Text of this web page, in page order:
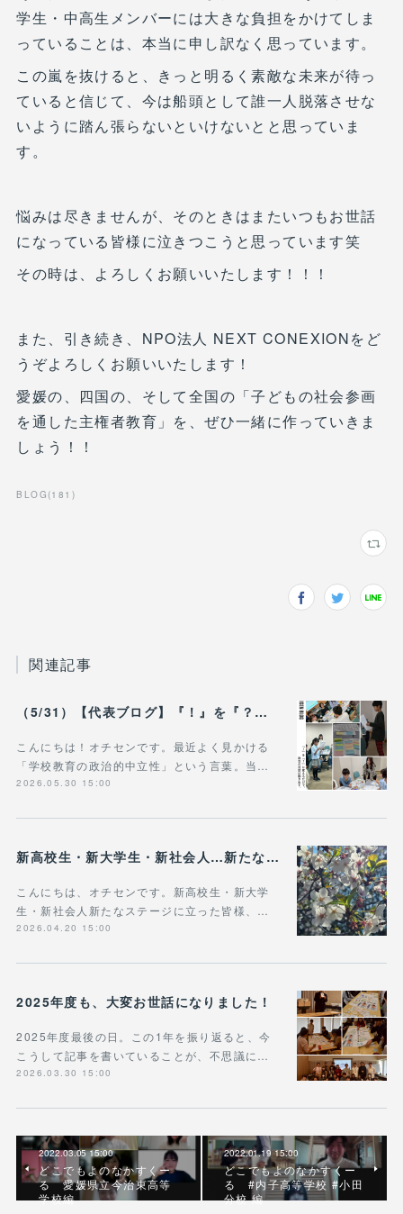
学生・中高生メンバーには大きな負担をかけてしま
っていることは、本当に申し訳なく思っています。
この嵐を抜けると、きっと明るく素敵な未来が待っ
ていると信じて、今は船頭として誰一人脱落させな
いように踏ん張らないといけないとと思っていま
す。
悩みは尽きませんが、そのときはまたいつもお世話
になっている皆様に泣きつこうと思っています笑
その時は、よろしくお願いいたします！！！
また、引き続き、NPO法人 NEXT CONEXIONをど
うぞよろしくお願いいたします！
愛媛の、四国の、そして全国の「子どもの社会参画
を通した主権者教育」を、ぜひ一緒に作っていきま
しょう！！
BLOG (181 )
関連記事
（5/31）【代表ブログ】『！』を『？』に変えるだけで、 政治の対話は動き出す。 - 政治的中立は「状態」じゃなく「ふるまい」だ。
こんにちは！オチセンです。最近よく見かける
「学校教育の政治的中立性」という言葉。当…
2026.05.30 15:00
新高校生・新大学生・新社会人…新たなステージに立った皆様へ
こんにちは、オチセンです。新高校生・新大学
生・新社会人新たなステージに立った皆様、…
2026.04.20 15:00
2025年度も、大変お世話になりました！
2025年度最後の日。この1年を振り返ると、今
こうして記事を書いていることが、不思議に…
2026.03.30 15:00
2022.03.05 15:00
どこでもよのなかすくー
る 愛媛県立今治東高等
学校編
2022.01.19 15:00
どこでもよのなかすくー
る #内子高等学校 #小田
分校 編